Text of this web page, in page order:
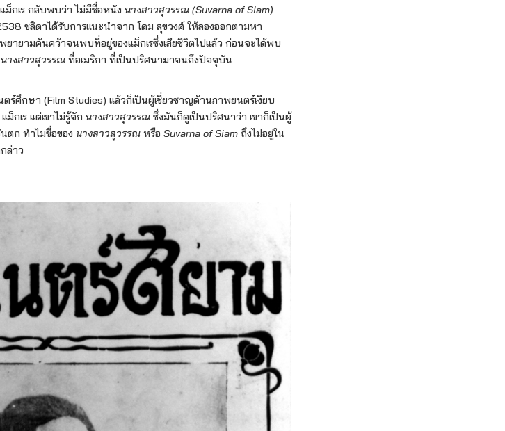
ม็กเร กลับพบว่า ไม่มีชื่อหนัง นางสาวสุวรรณ (Suvarna of Siam)
ชลิดาได้รับการแนะนำจาก โดม สุขวงศ์ ให้ลองออกตามหา
พยายามค้นคว้าจนพบที่อยู่ของแม็กเรซึ่งเสียชีวิตไปแล้ว ก่อนจะได้พบ
นางสาวสุวรรณ ที่อเมริกา ที่เป็นปริศนามาจนถึงปัจจุบัน
ร์ศึกษา (Film Studies) แล้วก็เป็นผู้เชี่ยวชาญด้านภาพยนตร์เงียบ
กเร แต่เขาไม่รู้จัก นางสาวสุวรรณ ซึ่งมันก็ดูเป็นปริศนาว่า เขาก็เป็นผู้
ตก ทำไมชื่อของ นางสาวสุวรรณ หรือ Suvarna of Siam ถึงไม่อยู่ใน
ล่าว